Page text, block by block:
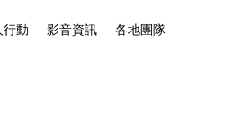
行動 影音資訊 各地團隊